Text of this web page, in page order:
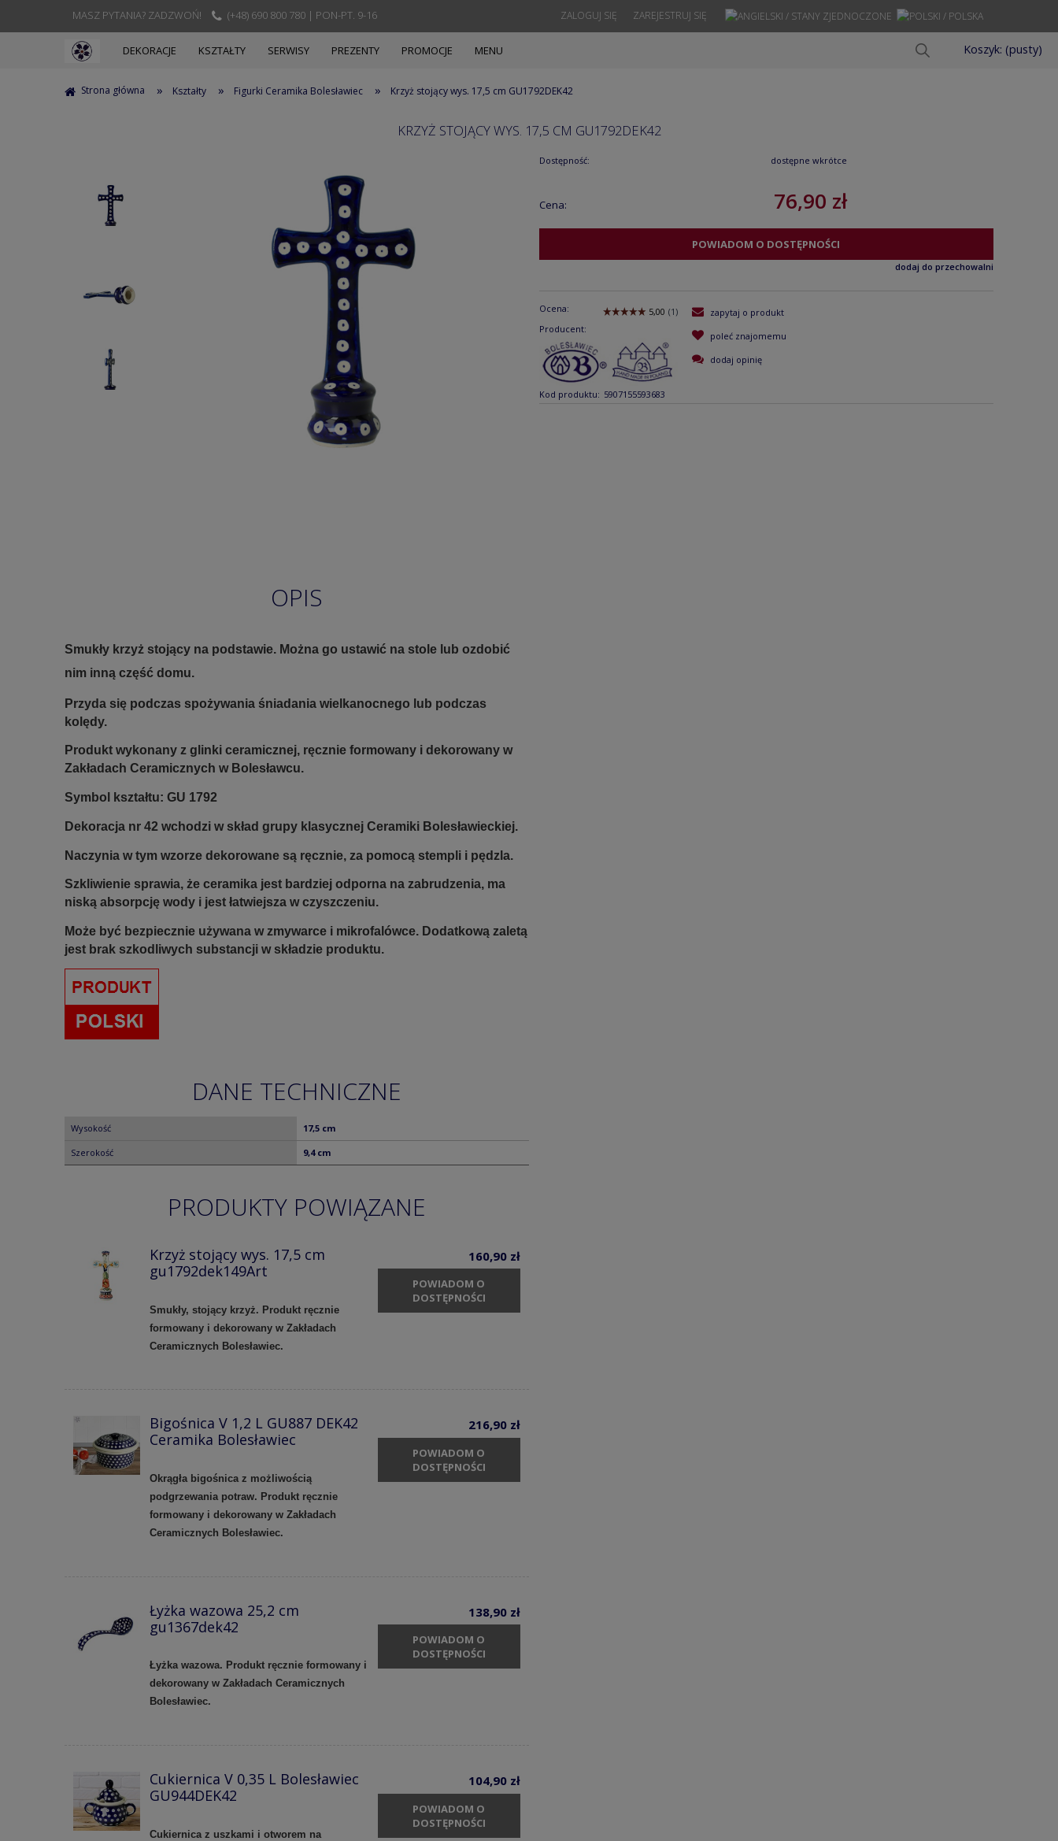
MASZ PYTANIA? ZADZWOŃ! (+48) 690 800 780 | PON-PT. 9-16 ZAREJESTRUJ SIĘ
ZALOGUJ SIĘ
Koszyk: (pusty)
DEKORACJE KSZTAŁTY SERWISY PREZENTY PROMOCJE MENU
Strona główna » Kształty » Figurki Ceramika Bolesławiec » Krzyż stojący wys. 17,5 cm GU1792DEK42
KRZYŻ STOJĄCY WYS. 17,5 CM GU1792DEK42
Dostępność: dostępne wkrótce
Cena: 76,90 zł
POWIADOM O DOSTĘPNOŚCI
dodaj do przechowalni
Ocena:
Producent:
Kod produktu: 5907155593683
zapytaj o produkt
poleć znajomemu
dodaj opinię
OPIS
Smukły krzyż stojący na podstawie. Można go ustawić na stole lub ozdobić
nim inną część domu.
Przyda się podczas spożywania śniadania wielkanocnego lub podczas
kolędy.
Produkt wykonany z glinki ceramicznej, ręcznie formowany i dekorowany w
Zakładach Ceramicznych w Bolesławcu.
Symbol kształtu: GU 1792
Dekoracja nr 42 wchodzi w skład grupy klasycznej Ceramiki Bolesławieckiej.
Naczynia w tym wzorze dekorowane są ręcznie, za pomocą stempli i pędzla.
Szkliwienie sprawia, że ceramika jest bardziej odporna na zabrudzenia, ma
niską absorpcję wody i jest łatwiejsza w czyszczeniu.
Może być bezpiecznie używana w zmywarce i mikrofalówce. Dodatkową zaletą
jest brak szkodliwych substancji w składzie produktu.
DANE TECHNICZNE
Wysokość 17,5 cm
Szerokość 9,4 cm
PRODUKTY POWIĄZANE
Krzyż stojący wys. 17,5 cm
gu1792dek149Art
Smukły, stojący krzyż. Produkt ręcznie
formowany i dekorowany w Zakładach
Ceramicznych Bolesławiec.
160,90 zł
POWIADOM O
DOSTĘPNOŚCI
Bigośnica V 1,2 L GU887 DEK42
Ceramika Bolesławiec
Okrągła bigośnica z możliwością
podgrzewania potraw. Produkt ręcznie
formowany i dekorowany w Zakładach
Ceramicznych Bolesławiec.
216,90 zł
POWIADOM O
DOSTĘPNOŚCI
Łyżka wazowa 25,2 cm
gu1367dek42
Łyżka wazowa. Produkt ręcznie formowany i
dekorowany w Zakładach Ceramicznych
Bolesławiec.
138,90 zł
POWIADOM O
DOSTĘPNOŚCI
Cukiernica V 0,35 L Bolesławiec
GU944DEK42
Cukiernica z uszkami i otworem na
104,90 zł
POWIADOM O
DOSTĘPNOŚCI